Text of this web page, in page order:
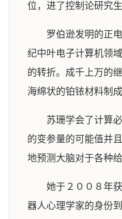
位，进了控制论研究生
罗伯逊发明的正
纪中叶电子计算机领
的转折。成千上万的
海绵状的铂铱材料制
苏珊学会了计算
的变参量的可能值并
地预测大脑对于各种
她于２００８年
器人心理学家的身份